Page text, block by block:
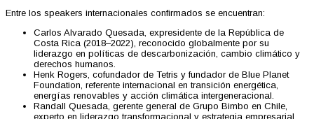
Entre los speakers internacionales confirmados se encuentran:
Carlos Alvarado Quesada, expresidente de la República de
Costa Rica (2018–2022), reconocido globalmente por su
liderazgo en políticas de descarbonización, cambio climático y
derechos humanos.
Henk Rogers, cofundador de Tetris y fundador de Blue Planet
Foundation, referente internacional en transición energética,
energías renovables y acción climática intergeneracional.
Randall Quesada, gerente general de Grupo Bimbo en Chile,
experto en liderazgo transformacional y estrategia empresarial